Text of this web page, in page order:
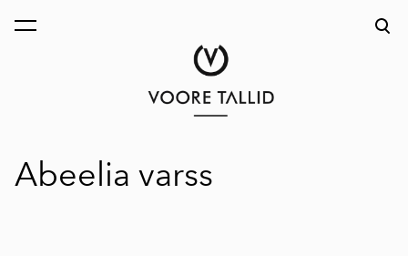
lisati ostukorvi.
Abeelia varss